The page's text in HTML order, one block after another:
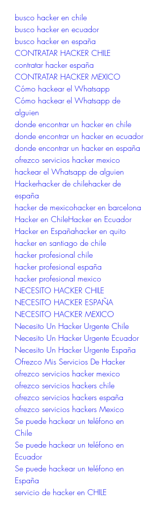
busco hacker en chile
busco hacker en ecuador
busco hacker en españa
CONTRATAR HACKER CHILE
contratar hacker españa
CONTRATAR HACKER MEXICO
Cómo hackear el Whatsapp
Cómo hackear el Whatsapp de
alguien
donde encontrar un hacker en chile
donde encontrar un hacker en ecuador
donde encontrar un hacker en españa
ofrezco servicios hacker mexico
hackear el Whatsapp de alguien
Hackerhacker de chilehacker de
españa
hacker de mexicohacker en barcelona
Hacker en ChileHacker en Ecuador
Hacker en Españahacker en quito
hacker en santiago de chile
hacker profesional chile
hacker profesional españa
hacker profesional mexico
NECESITO HACKER CHILE
NECESITO HACKER ESPAÑA
NECESITO HACKER MEXICO
Necesito Un Hacker Urgente Chile
Necesito Un Hacker Urgente Ecuador
Necesito Un Hacker Urgente España
Ofrezco Mis Servicios De Hacker
ofrezco servicios hacker mexico
ofrezco servicios hackers chile
ofrezco servicios hackers españa
ofrezco servicios hackers Mexico
Se puede hackear un teléfono en
Chile
Se puede hackear un teléfono en
Ecuador
Se puede hackear un teléfono en
España
servicio de hacker en CHILE